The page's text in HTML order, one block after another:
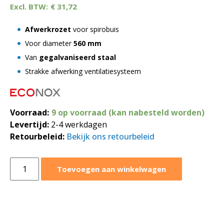
€ 31,72
Afwerkrozet voor spirobuis
Voor diameter560 mm
Van gegalvaniseerd staal
Strakke afwerking ventilatiesysteem
Ø100
mm
voor
aantal
Voorraad: 9 op voorraad (kan nabesteld worden)
Levertijd: 2-4 werkdagen
Retourbeleid: Bekijk ons retourbeleid
Ø560
Toevoegen aan winkelwagen